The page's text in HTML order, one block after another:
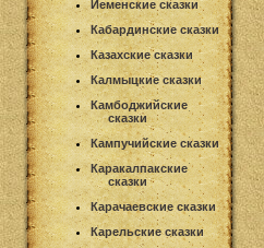
Йеменские сказки
Кабардинские сказки
Казахские сказки
Калмыцкие сказки
Камбоджийские
сказки
Кампучийские сказки
Каракалпакские
сказки
Карачаевские сказки
Карельские сказки